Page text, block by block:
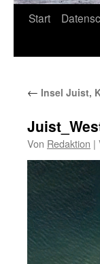
Start
← Insel Juist,
Von Redaktion |